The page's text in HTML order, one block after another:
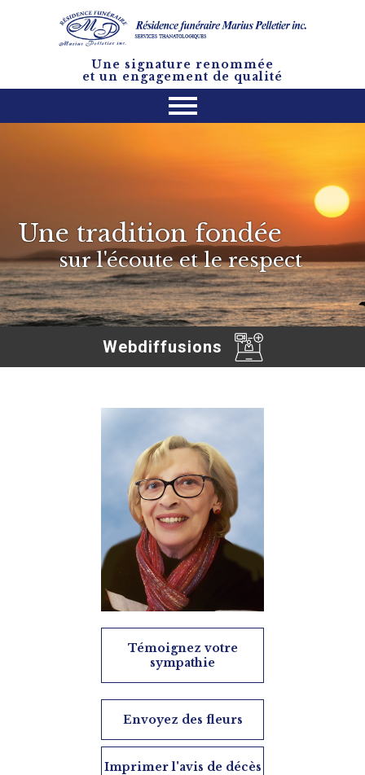
Une signature renommée
et un engagement de qualité
Webdiffusions
Une tradition fondée
sur l'écoute et le respect
Témoignez votre
sympathie
Envoyez des fleurs
Imprimer l'avis de décès